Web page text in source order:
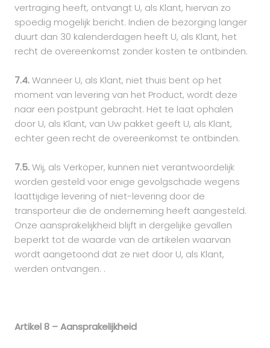
vertraging heeft, ontvangt U, als Klant, hiervan zo
spoedig mogelijk bericht. Indien de bezorging langer
duurt dan 30 kalenderdagen heeft U, als Klant, het
recht de overeenkomst zonder kosten te ontbinden.
7.4.Wanneer U, als Klant, niet thuis bent op het
moment van levering van het Product, wordt deze
naar een postpunt gebracht. Het te laat ophalen
door U, als Klant, van Uw pakket geeft U, als Klant,
echter geen recht de overeenkomst te ontbinden.
7.5.Wij, als Verkoper, kunnen niet verantwoordelijk
worden gesteld voor enige gevolgschade wegens
laattijdige levering of niet-levering door de
transporteur die de onderneming heeft aangesteld.
Onze aansprakelijkheid blijft in dergelijke gevallen
beperkt tot de waarde van de artikelen waarvan
wordt aangetoond dat ze niet door U, als Klant,
werden ontvangen. .
Artikel 8 – Aansprakelijkheid